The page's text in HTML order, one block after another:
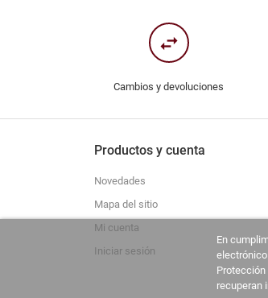
swap_horiz
Cambios y devoluciones
Productos y cuenta
Novedades
Mapa del sitio
Mi cuenta
Iniciar sesión
En
electrónico
recuperan